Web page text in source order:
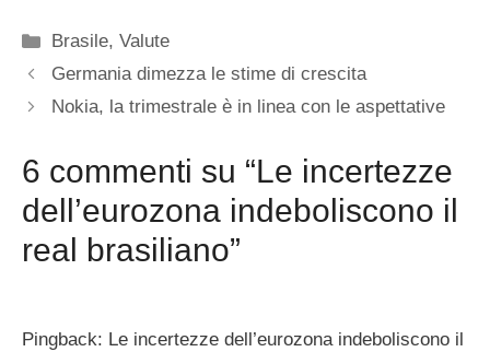
Categorie
Brasile,Valute
Germania dimezza le stime di crescita
Nokia, la trimestrale è in linea con le aspettative
6 commenti su “Le incertezze
dell’eurozona indeboliscono il
real brasiliano”
Pingback: Le incertezze dell’eurozona indeboliscono il